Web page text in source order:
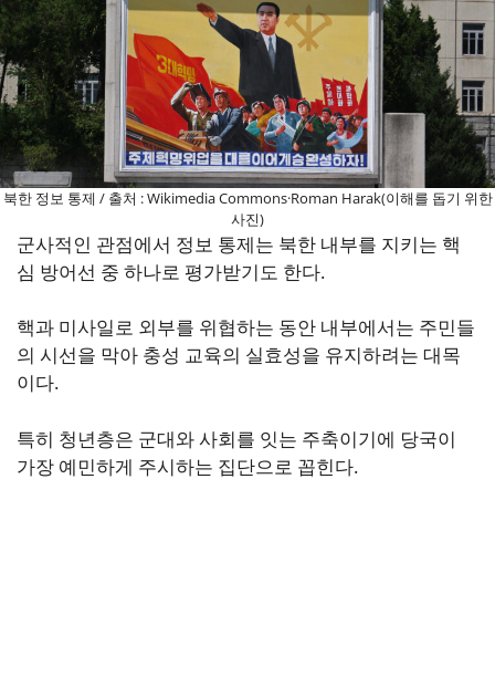
북한 정보 통제 / 출처 : Wikimedia Commons·Roman Harak(이해를 돕기 위한
사진)
군사적인 관점에서 정보 통제는 북한 내부를 지키는 핵
심 방어선 중 하나로 평가받기도 한다.
핵과 미사일로 외부를 위협하는 동안 내부에서는 주민들
의 시선을 막아 충성 교육의 실효성을 유지하려는 대목
이다.
특히 청년층은 군대와 사회를 잇는 주축이기에 당국이
가장 예민하게 주시하는 집단으로 꼽힌다.